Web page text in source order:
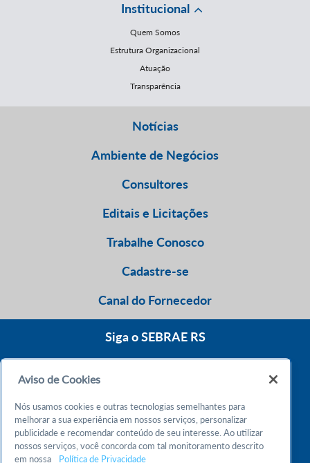
Institucional
Quem Somos
Estrutura Organizacional
Atuação
Transparência
Notícias
Ambiente de Negócios
Consultores
Editais e Licitações
Trabalhe Conosco
Cadastre-se
Canal do Fornecedor
Siga o SEBRAE RS
Atendimento 24h
Chame no WhatsApp
Aviso de Cookies
Nós usamos cookies e outras tecnologias semelhantes para
melhorar a sua experiência em nossos serviços, personalizar
publicidade e recomendar conteúdo de seu interesse. Ao utilizar
nossos serviços, você concorda com tal monitoramento descrito
em nossa
Política de Privacidade